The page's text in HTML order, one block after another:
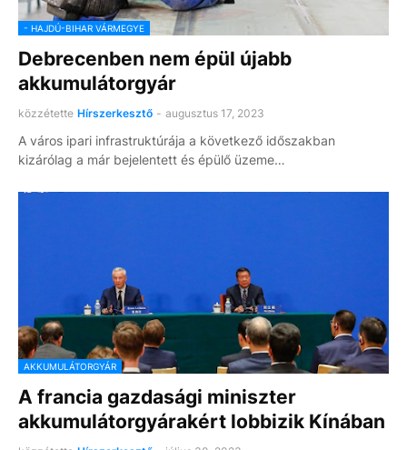
- HAJDÚ-BIHAR VÁRMEGYE
Debrecenben nem épül újabb
akkumulátorgyár
közzétette Hírszerkesztő - augusztus 17, 2023
A város ipari infrastruktúrája a következő időszakban
kizárólag a már bejelentett és épülő üzeme…
AKKUMULÁTORGYÁR
A francia gazdasági miniszter
akkumulátorgyárakért lobbizik Kínában